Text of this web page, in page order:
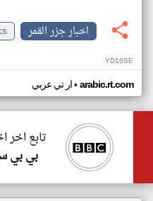
اخبار جزر القمر
YD16SE
ار تي عربي• arabic.rt.com
تابع اخر
بي بي